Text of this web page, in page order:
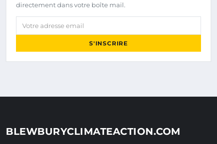
directement dans votre boîte mail.
Votre adresse email
S'INSCRIRE
BLEWBURYCLIMATEACTION.COM